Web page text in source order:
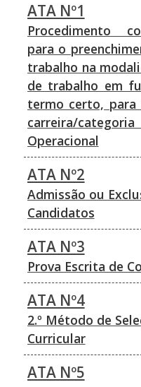
ATA Nº1
Procedimento
para o
trabalho na
de trabalho em
termo certo, para
carreira/
Operacional
ATA Nº2
Admissão ou
Candidatos
ATA Nº3
Prova Escrita de
ATA Nº4
2.º Método de
Curricular
ATA Nº5